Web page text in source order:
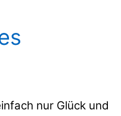
nur Glück und